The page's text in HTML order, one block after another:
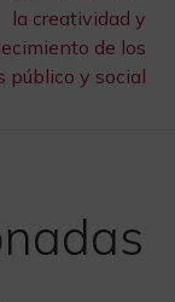
la creatividad y
de los
público y social